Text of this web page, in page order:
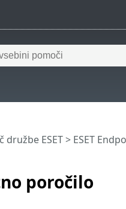
poročilo
družbe ESET> ESET